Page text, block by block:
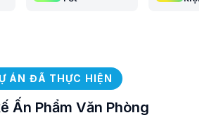
ÁN ĐÃ THỰC HIỆN
Ấn Phẩm Văn Phòng